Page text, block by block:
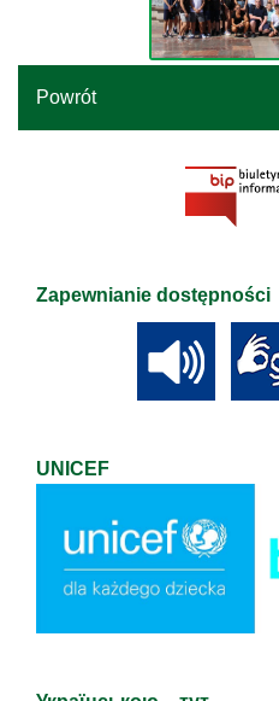
Powrót
Zapewnianie dostępności
UNICEF